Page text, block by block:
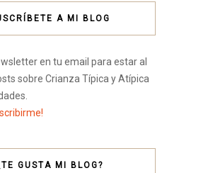
A MI BLOG
en tu email para estar al
sobre Crianza Típica y Atípica
GUSTA MI BLOG?